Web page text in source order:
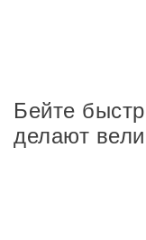
Бейте
делают